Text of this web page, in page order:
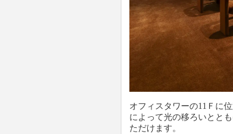
オフィスタワーの11Ｆに
によって光の移ろいとと
ただけます。